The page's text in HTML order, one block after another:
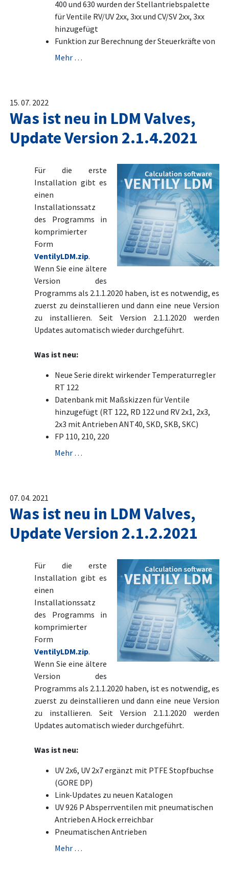
400 und 630 wurden der Stellantriebspalette
für Ventile RV/UV 2xx, 3xx und CV/SV 2xx, 3xx
hinzugefügt
Funktion zur Berechnung der Steuerkräfte von
Mehr …
15. 07. 2022
Was ist neu in LDM Valves,
Update Version 2.1.4.2021
Für die erste
Installation gibt es
einen
Installationssatz
des Programms in
komprimierter
Form
VentilyLDM.zip.
Wenn Sie eine ältere
Version des
Programms als 2.1.1.2020 haben, ist es notwendig, es
zuerst zu deinstallieren und dann eine neue Version
zu installieren. Seit Version 2.1.1.2020 werden
Updates automatisch wieder durchgeführt.
Was ist neu:
Neue Serie direkt wirkender Temperaturregler
RT 122
Datenbank mit Maßskizzen für Ventile
hinzugefügt (RT 122, RD 122 und RV 2x1, 2x3,
2x3 mit Antrieben ANT40, SKD, SKB, SKC)
FP 110, 210, 220
Mehr …
07. 04. 2021
Was ist neu in LDM Valves,
Update Version 2.1.2.2021
Für die erste
Installation gibt es
einen
Installationssatz
des Programms in
komprimierter
Form
VentilyLDM.zip.
Wenn Sie eine ältere
Version des
Programms als 2.1.1.2020 haben, ist es notwendig, es
zuerst zu deinstallieren und dann eine neue Version
zu installieren. Seit Version 2.1.1.2020 werden
Updates automatisch wieder durchgeführt.
Was ist neu:
UV 2x6, UV 2x7 ergänzt mit PTFE Stopfbuchse
(GORE DP)
Link-Updates zu neuen Katalogen
UV 926 P Absperrventilen mit pneumatischen
Antrieben A.Hock erreichbar
Pneumatischen Antrieben
Mehr …